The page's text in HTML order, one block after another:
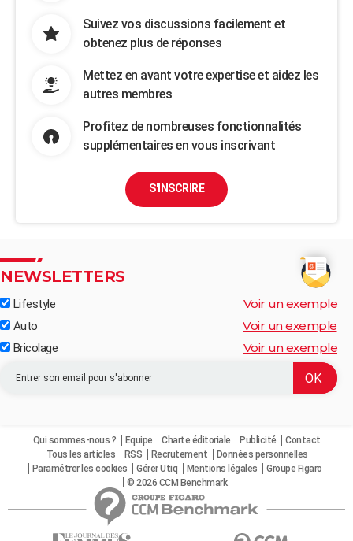
Suivez vos discussions facilement et
obtenez plus de réponses
Mettez en avant votre expertise et aidez les
autres membres
Profitez de nombreuses fonctionnalités
supplémentaires en vous inscrivant
S'INSCRIRE
NEWSLETTERS
Lifestyle Voir un exemple
Auto Voir un exemple
Bricolage Voir un exemple
Qui sommes-nous ? Equipe Charte éditoriale Publicité
Contact
Tous les articles
RSS Recrutement
Données personnelles
Paramétrer les cookies
Gérer Utiq Mentions légales
Groupe Figaro
© 2026 CCM Benchmark